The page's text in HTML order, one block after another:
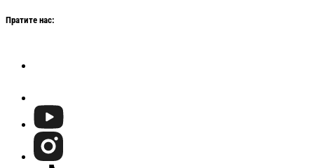
Пратите нас: